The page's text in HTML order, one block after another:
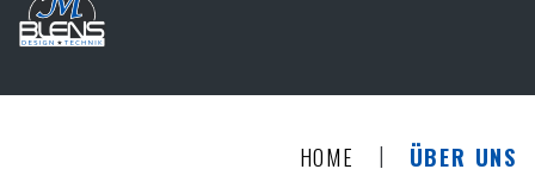
HOME | ÜBER UNS